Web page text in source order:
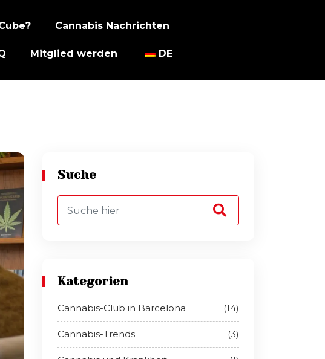
Cannabis Nachrichten
Mitglied werden DE
Suche
Kategorien
Cannabis-Club in Barcelona (14)
Cannabis-Trends (3)